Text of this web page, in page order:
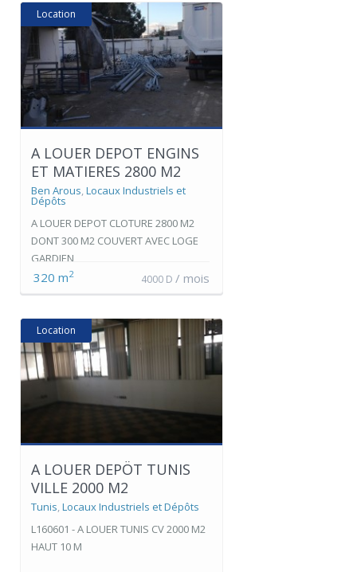
Location
A LOUER DEPOT ENGINS
ET MATIERES 2800 M2
Ben Arous,Locaux Industriels et
Dépôts
A LOUER DEPOT CLOTURE 2800 M2
DONT 300 M2 COUVERT AVEC LOGE
GARDIEN
320 m2 4000 D / mois
Location
A LOUER DEPÖT TUNIS
VILLE 2000 M2
Tunis,Locaux Industriels et Dépôts
L160601 - A LOUER TUNIS CV 2000 M2
HAUT 10 M